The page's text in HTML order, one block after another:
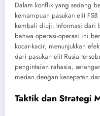
Dalam konflik yang sedang
kemampuan pasukan elit
kembali diuji. Informasi dari
bahwa operasi-operasi ini
kocar-kacir, menunjukkan
dari pasukan elit Rusia
pengintaian rahasia,
medan dengan kecepatan
Taktik dan Strategi